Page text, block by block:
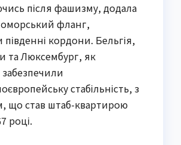
після фашизму, додала
фланг,
кордони. Бельгія,
та Люксембург, як
стабільність, з
що став штаб-квартирою
році.